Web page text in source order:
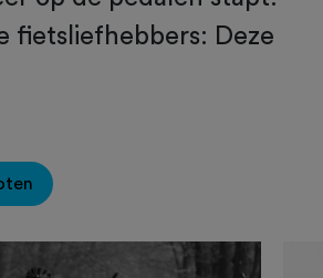
fietsliefhebbers: Deze